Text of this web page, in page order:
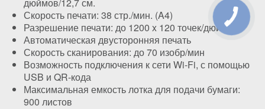
дюймов/12,7 см.
Скорость печати: 38 стр./мин. (A4)
Разрешение печати: до 1200 x 120 точек/дюйм
Автоматическая двусторонняя печать
Скорость сканирования: до 70 изобр/мин
Возможность подключения к сети Wi-Fi, с помощью
USB и QR-кода
Максимальная емкость лотка для подачи бумаги:
900 листов